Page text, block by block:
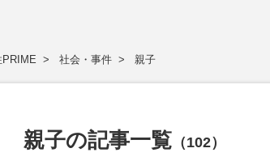
社会・事件 親子
親子の記事一覧 （102）